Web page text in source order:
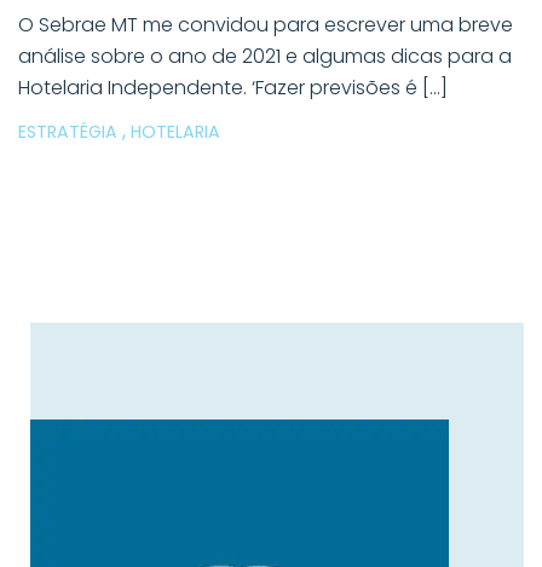
O Sebrae MT me convidou para escrever uma breve
análise sobre o ano de 2021 e algumas dicas para a
Hotelaria Independente. ‘Fazer previsões é […]
ESTRATÉGIA , HOTELARIA